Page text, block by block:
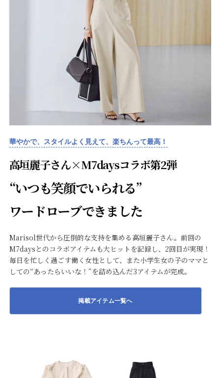
華やかで、スタイルよく見えて、楽ちんって最高！
高垣麗子さん×M7daysコラボ第2弾
“いつも笑顔でいられる”
ワードローブできました
Marisol世代から圧倒的な支持を集める高垣麗子さん。前回の
M7daysとのコラボアイテムも大ヒットを記録し、2回目が実現！
毎日を忙しく過ごす働く女性として、また小学生女の子のママと
しての“あったらいいな！”を詰め込んだ3アイテムが完成。
掲載アイテム一覧へ